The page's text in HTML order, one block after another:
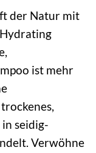
der Natur mit
Hydrating
ist mehr
seidig-
Verwöhne